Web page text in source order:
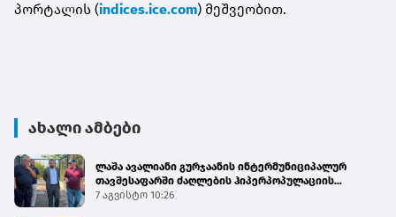
პორტალის (indices.ice.com) მეშვეობით.
ახალი ამბები
ლაშა ავალიანი გურჯაანის ინტერმუნიციპალურ
თავშესაფარში ძაღლების ჰიპერპოპულაციის
მართვის პროგრამის მიმდინარეობას გაეცნო
7 აგვისტო 10:26